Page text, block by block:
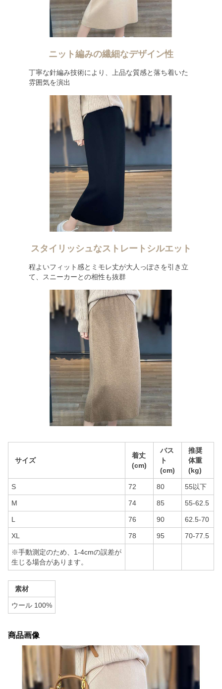
ニット編みの繊細なデザイン性
丁寧な針編み技術により、上品な質感と落ち着いた
雰囲気を演出
スタイリッシュなストレートシルエット
程よいフィット感とミモレ丈が大人っぽさを引き立
て、スニーカーとの相性も抜群
サイズ
着丈
(cm)
バス
ト
(cm)
推奨
体重
(kg)
S 72 80 55以下
M 74 85 55-62.5
L 76 90 62.5-70
XL 78 95 70-77.5
※手動測定のため、1-4cmの誤差が
生じる場合があります。
素材
ウール 100%
商品画像